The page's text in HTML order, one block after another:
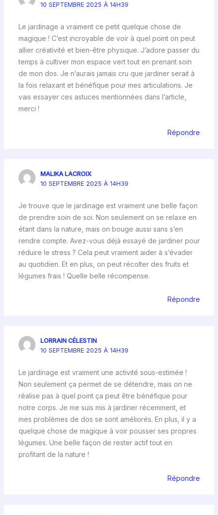
10 SEPTEMBRE 2025 À 14H39
Le jardinage a vraiment ce petit quelque chose de
magique ! C’est incroyable de voir à quel point on peut
allier créativité et bien-être physique. J’adore passer du
temps à cultiver mon espace vert tout en prenant soin
de mon dos. Je n’aurais jamais cru que jardiner serait à
la fois relaxant et bénéfique pour mes articulations. Je
vais essayer ces astuces mentionnées dans l’article,
merci !
Répondre
MALIKA LACROIX
10 SEPTEMBRE 2025 À 14H39
Je trouve que le jardinage est vraiment une belle façon
de prendre soin de soi. Non seulement on se relaxe en
étant dans la nature, mais on bouge aussi sans s’en
rendre compte. Avez-vous déjà essayé de jardiner pour
réduire le stress ? Cela peut vraiment aider à s’évader
au quotidien. Et en plus, on peut récolter des fruits et
légumes frais ! Quelle belle récompense.
Répondre
LORRAIN CÉLESTIN
10 SEPTEMBRE 2025 À 14H39
Le jardinage est vraiment une activité sous-estimée !
Non seulement ça permet de se détendre, mais on ne
réalise pas à quel point ça peut être bénéfique pour
notre corps. Je me suis mis à jardiner récemment, et
mes problèmes de dos se sont améliorés. En plus, il y a
quelque chose de magique à voir pousser ses propres
légumes. Une belle façon de rester actif tout en
profitant de la nature !
Répondre